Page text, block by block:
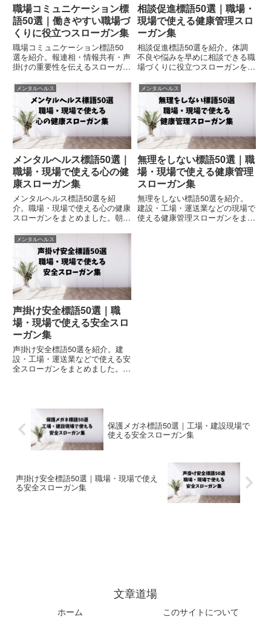
職場コミュニケーション標
語50選｜働きやすい職場づ
くりに役立つスローガン集
職場コミュニケーション標語50
選を紹介。報連相・情報共有・声
掛けの重要性を伝えるスローガン
会・社内掲示に活用できます。
相談促進標語50選｜職場・
現場で使える健康管理スロ
ーガン集
相談促進標語50選を紹介。体調
不良や悩みを早めに相談できる職
場づくりに役立つスローガンをま
会・社内掲示に活用できます。
メンタルヘルス
メンタルヘルス標語50選｜
職場・現場で使える心の健
康スローガン集
メンタルヘルス標語50選を紹
介。職場・現場で使える心の健康
スローガンをまとめました。朝
健康経営活動に活用できます。
メンタルヘルス
無理をしない標語50選｜職
場・現場で使える健康管理
スローガン集
無理をしない標語50選を紹介。
建設・工場・運送業などの現場で
使える健康管理スローガンをまと
メンタルヘルス
声掛け安全標語50選｜職
場・現場で使える安全スロ
ーガン集
声掛け安全標語50選を紹介。建
設・工場・運送業などで使える安
全スローガンをまとめました。事
保護メガネ標語50選｜工場・建設現場で
使える安全スローガン集
声掛け安全標語50選｜職場・現場で使え
る安全スローガン集
文章道場
ホーム このサイトについて